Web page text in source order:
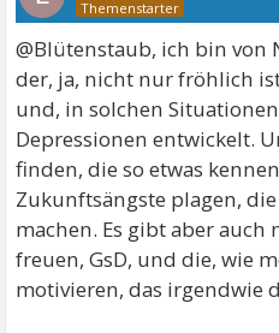
@Blütenstaub, ich bin von
der, ja, nicht nur fröhlich
und, in solchen
Depressionen entwickelt.
finden, die so etwas
Zukunftsängste plagen,
machen. Es gibt aber auch
freuen, GsD, und die, wie
motivieren, das irgendwie